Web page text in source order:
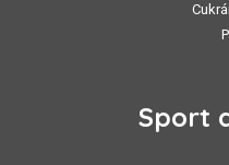
Sport